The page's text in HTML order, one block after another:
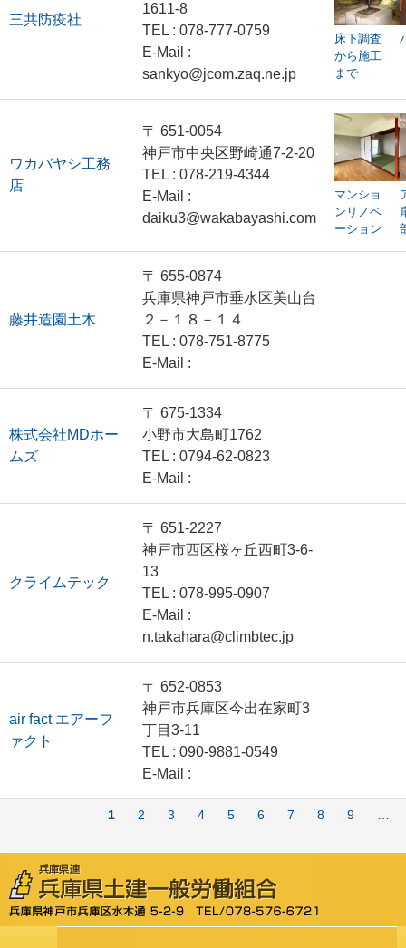
三共防疫社
1611-8
TEL : 078-777-0759
E-Mail :
sankyo@jcom.zaq.ne.jp
床下調査
から施工
まで
ワカバヤシ工務
店
〒 651-0054
神戸市中央区野崎通7‐2‐20
TEL : 078-219-4344
E-Mail :
daiku3@wakabayashi.com
マンショ
ンリノベ
ーション
藤井造園土木
〒 655-0874
兵庫県神戸市垂水区美山台
２－１８－１４
TEL : 078-751-8775
E-Mail :
株式会社MDホー
ムズ
〒 675-1334
小野市大島町1762
TEL : 0794-62-0823
E-Mail :
クライムテック
〒 651-2227
神戸市西区桜ヶ丘西町3-6-
13
TEL : 078-995-0907
E-Mail :
n.takahara@climbtec.jp
air fact エアーフ
ァクト
〒 652-0853
神戸市兵庫区今出在家町3
丁目3-11
TEL : 090-9881-0549
E-Mail :
送
カ
ン
ペ
ー
ジ
1 Page
2 Page
3 Page
4 Page
5 Page
6 Page
7 Page
8 Page
9